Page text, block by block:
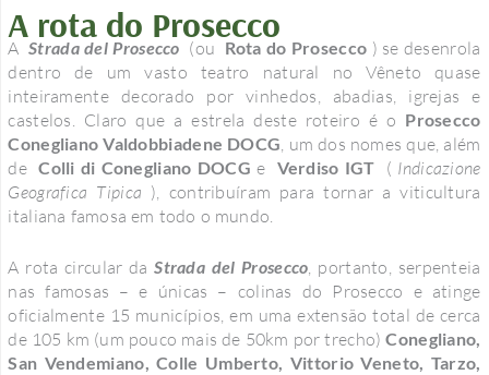
A rota do Prosecco
AStrada del Prosecco (ou Rota do Prosecco ) se desenrola
dentro de um vasto teatro natural no Vêneto quase
inteiramente decorado por vinhedos, abadias, igrejas e
castelos. Claro que a estrela deste roteiro é o Prosecco
Conegliano Valdobbiadene DOCG , um dos nomes que, além
deColli di Conegliano DOCG e Verdiso IGT ( Indicazione
Geografica Tipica ), contribuíram para tornar a viticultura
italiana famosa em todo o mundo.
A rota circular daStrada del Prosecco, portanto, serpenteia
nas famosas – e únicas – colinas do Prosecco e atinge
oficialmente 15 municípios, em uma extensão total de cerca
de 105 km (um pouco mais de 50km por trecho)Conegliano,
San Vendemiano, Colle Umberto, Vittorio Veneto, Tarzo,